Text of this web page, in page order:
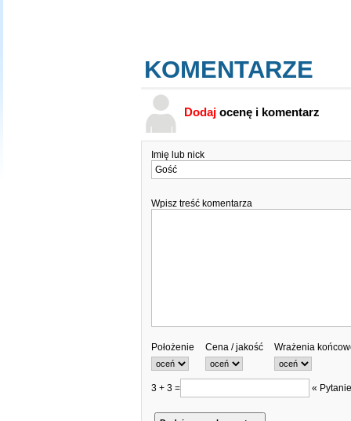
KOMENTARZE
Dodajocenę i komentarz
Imię lub nick
Wpisz treść komentarza
Położenie Cena / jakość Wrażenia
3 + 3 = «